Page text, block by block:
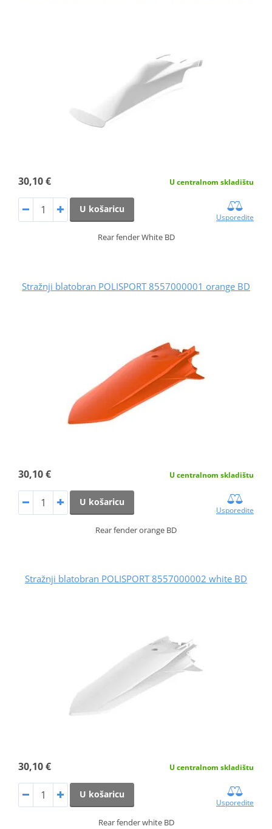
30,10 € U centralnom skladištu
U košaricu
Usporedite
Rear fender White BD
Stražnji blatobran POLISPORT 8557000001 orange BD
30,10 € U centralnom skladištu
U košaricu
Usporedite
Rear fender orange BD
Stražnji blatobran POLISPORT 8557000002 white BD
30,10 € U centralnom skladištu
U košaricu
Usporedite
Rear fender white BD